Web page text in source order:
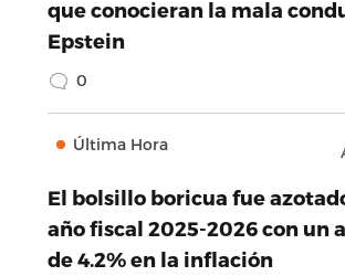
que conocieran la mala
Epstein
0
Última Hora
El bolsillo boricua fue
año fiscal 2025-2026 con un
de 4.2% en la inflación